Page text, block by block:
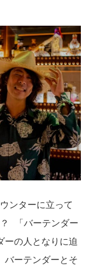
ンターに立って
「バーテンダー
ーの人となりに迫
バーテンダーとそ